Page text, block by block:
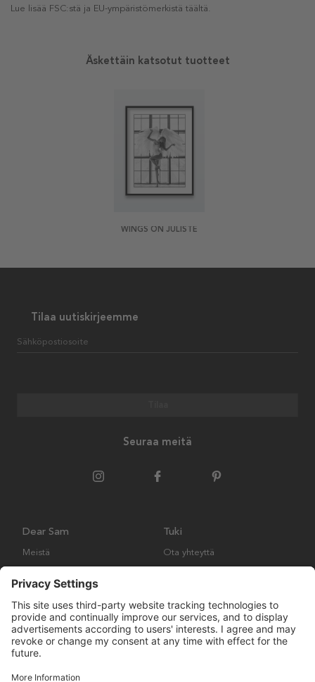
Lue lisää FSC:stä ja EU-ympäristömerkistä täältä.
Äskettäin katsotut tuotteet
WINGS ON JULISTE
Tilaa uutiskirjeemme
Sähköpostiosoite
Seuraa meitä
Dear Sam
Meistä
Tuki
Ota yhteyttä
Palautukset ja vaatimukset